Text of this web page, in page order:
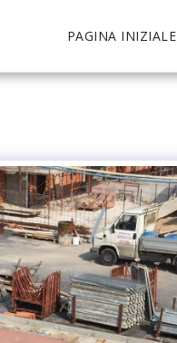
PAGINA INIZIALE